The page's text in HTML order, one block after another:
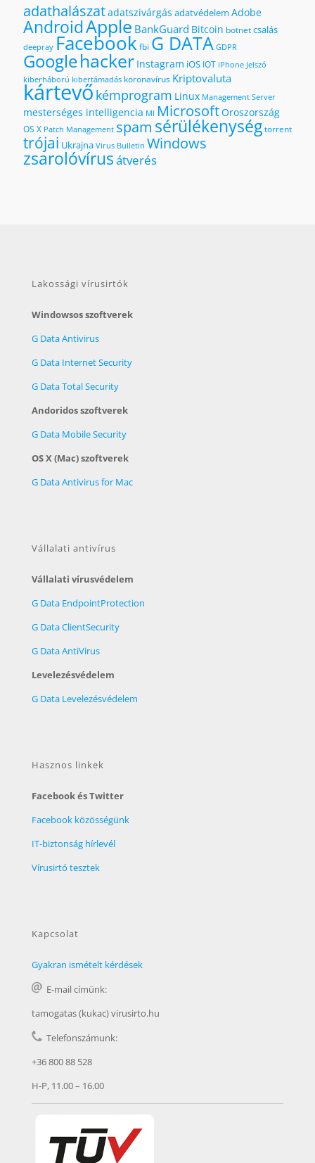
adathalászatadatszivárgás adatvédelem Adobe
AndroidApple BankGuard Bitcoin botnetcsalás
deepray Facebookfbi G DATA GDPR
Googlehacker Instagram iOS IOT iPhone Jelszó
kiberháború kibertámadás koronavírus Kriptovaluta
kártevőkémprogram Linux Management Server
mesterséges intelligencia MI MicrosoftOroszország
OS X Patch Management spam sérülékenységtorrent
trójai Ukrajna Virus Bulletin Windows
zsarolóvírusátverés
Lakossági vírusirtók
Windowsos szoftverek
G Data Antivirus
G Data Internet Security
G Data Total Security
Andoridos szoftverek
G Data Mobile Security
OS X (Mac) szoftverek
G Data Antivirus for Mac
Vállalati antivírus
Vállalati vírusvédelem
G Data EndpointProtection
G Data ClientSecurity
G Data AntiVirus
Levelezésvédelem
G Data Levelezésvédelem
Hasznos linkek
Facebook és Twitter
Facebook közösségünk
IT-biztonság hírlevél
Vírusirtó tesztek
Kapcsolat
Gyakran ismételt kérdések
E-mail címünk:
tamogatas (kukac) virusirto.hu
Telefonszámunk:
+36 800 88 528
H-P, 11.00 – 16.00